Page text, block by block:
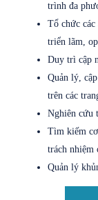
trình đa
Tổ chức
triển lãm,
Duy trì cập
Quản lý,
trên các
Nghiên cứu
Tìm kiếm
trách nhiệm
Quản lý